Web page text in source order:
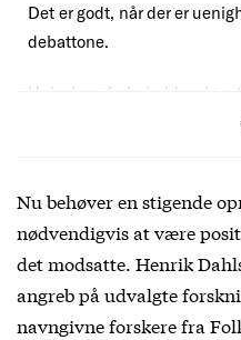
Det er godt, når der er
debattone.
Uniavisen forbeholder sig
der overskrider vores
Nu behøver en stigende
nødvendigvis at være
det modsatte. Henrik
angreb på udvalgte
navngivne forskere fra